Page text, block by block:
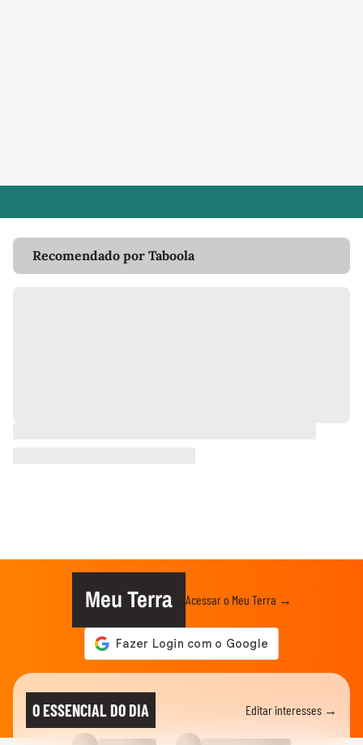
Recomendado por Taboola
Meu Terra Acessar o Meu Terra →
O ESSENCIAL DO DIA Editar interesses →